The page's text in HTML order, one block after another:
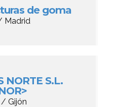
de goma
Madrid
NORTE S.L.
Gijón